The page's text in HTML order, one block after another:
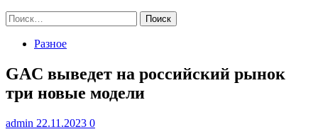
Найти:
Разное
GAC выведет на российский рынок
три новые модели
admin 22.11.2023 0